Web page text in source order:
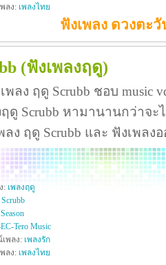
ลง: เพลงไทย
ฟังเพลง ดวงตะ
(ฟังเพลงฤดู)
พลง ฤดู Scrubb ชอบ music
ดู Scrubb หามานานกว่าจะ
ง ฤดู Scrubb และ ฟังเพลง
: เพลงฤดู
Scrubb
Season
Tero Music
พลง: เพลงรัก
ลง: เพลงไทย